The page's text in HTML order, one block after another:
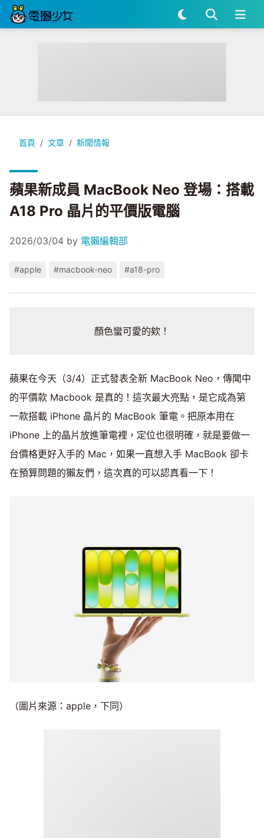
首頁 文章 新聞情報
蘋果新成員 MacBook Neo 登場：搭載 A18 Pro 晶片的平價版
蘋果新成員 MacBook Neo 登場：搭載
A18 Pro 晶片的平價版電腦
2026/03/04 by 電獺編輯部
#apple #macbook-neo #a18-pro
顏色蠻可愛的欸！
蘋果在今天（3/4）正式發表全新 MacBook Neo，傳聞中
的平價款 Macbook 是真的！這次最大亮點，是它成為第
一款搭載 iPhone 晶片的 MacBook 筆電。把原本用在
iPhone 上的晶片放進筆電裡，定位也很明確，就是要做一
台價格更好入手的 Mac，如果一直想入手 MacBook 卻卡
在預算問題的獺友們，這次真的可以認真看一下！
（圖片來源：apple，下同）